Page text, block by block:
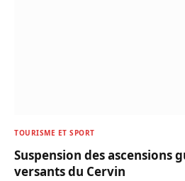
TOURISME ET SPORT
Suspension des ascensions
versants du Cervin